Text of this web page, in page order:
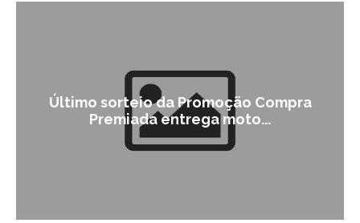
Último sorteio da Promoção Compra
Premiada entrega moto...